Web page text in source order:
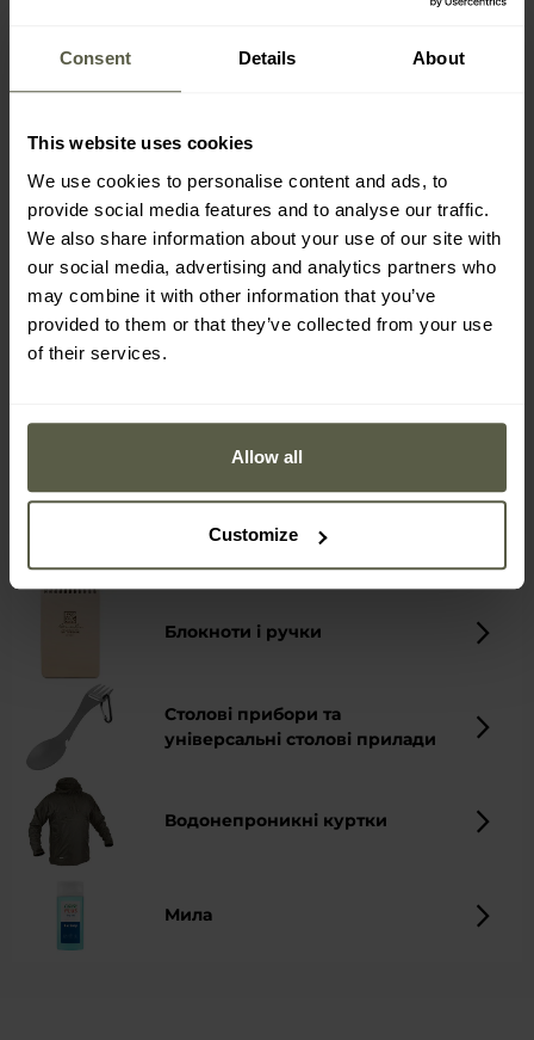
Consent Details About
This website uses cookies
We use cookies to personalise content and ads, to
provide social media features and to analyse our traffic.
We also share information about your use of our site with
our social media, advertising and analytics partners who
may combine it with other information that you’ve
provided to them or that they’ve collected from your use
of their services.
Allow all
Customize
Засоби від комарів, кліщів та
GPS - навігація
Блокноти і ручки
Столові прибори та
універсальні столові прилади
Водонепроникні куртки
Мила